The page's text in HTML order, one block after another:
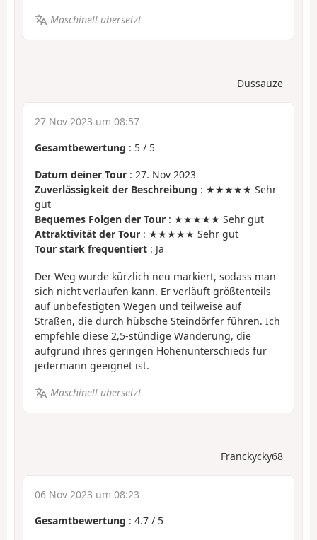
Maschinell übersetzt
Dussauze
27 Nov 2023 um 08:57
Gesamtbewertung : 5 / 5
Datum deiner Tour : 27. Nov 2023
Zuverlässigkeit der Beschreibung : ★★★★★ Sehr
gut
Bequemes Folgen der Tour : ★★★★★ Sehr gut
Attraktivität der Tour : ★★★★★ Sehr gut
Tour stark frequentiert : Ja
Der Weg wurde kürzlich neu markiert, sodass man
sich nicht verlaufen kann. Er verläuft größtenteils
auf unbefestigten Wegen und teilweise auf
Straßen, die durch hübsche Steindörfer führen. Ich
empfehle diese 2,5-stündige Wanderung, die
aufgrund ihres geringen Höhenunterschieds für
jedermann geeignet ist.
Maschinell übersetzt
Franckycky68
06 Nov 2023 um 08:23
Gesamtbewertung : 4.7 / 5